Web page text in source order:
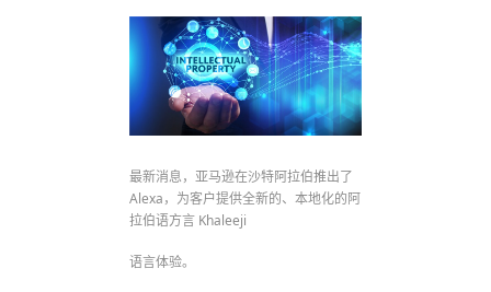
最新消息，亚马逊在沙特阿拉伯推出了
Alexa，为客户提供全新的、本地化的阿
拉伯语方言 Khaleeji
语言体验。